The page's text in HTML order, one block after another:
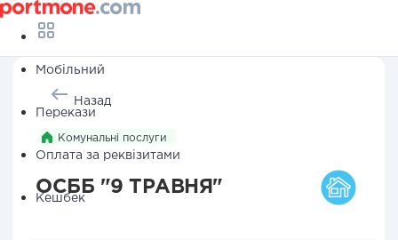
Мобільний
Перекази
Оплата за реквізитами
Кешбек
Назад
Комунальні послуги
ОСББ "9 ТРАВНЯ"